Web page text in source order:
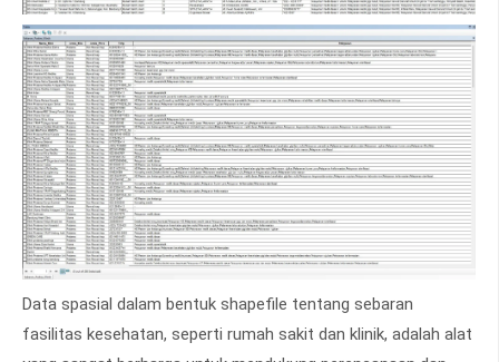
Data spasial dalam bentuk shapefile tentang sebaran
fasilitas kesehatan, seperti rumah sakit dan klinik, adalah alat